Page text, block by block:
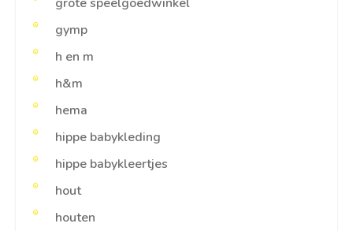
gymp
h en m
h&m
hema
hippe babykleding
hippe babykleertjes
hout
houten